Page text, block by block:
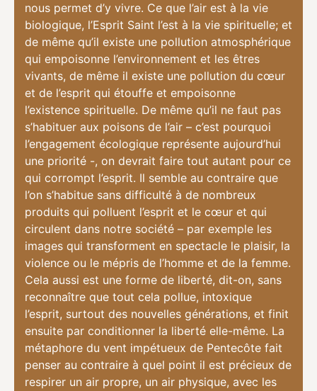
nous permet d’y vivre. Ce que l’air est à la vie
biologique, l’Esprit Saint l’est à la vie spirituelle; et
de même qu’il existe une pollution atmosphérique
qui empoisonne l’environnement et les êtres
vivants, de même il existe une pollution du cœur
et de l’esprit qui étouffe et empoisonne
l’existence spirituelle. De même qu’il ne faut pas
s’habituer aux poisons de l’air – c’est pourquoi
l’engagement écologique représente aujourd’hui
une priorité -, on devrait faire tout autant pour ce
qui corrompt l’esprit. Il semble au contraire que
l’on s’habitue sans difficulté à de nombreux
produits qui polluent l’esprit et le cœur et qui
circulent dans notre société – par exemple les
images qui transforment en spectacle le plaisir, la
violence ou le mépris de l’homme et de la femme.
Cela aussi est une forme de liberté, dit-on, sans
reconnaître que tout cela pollue, intoxique
l’esprit, surtout des nouvelles générations, et finit
ensuite par conditionner la liberté elle-même. La
métaphore du vent impétueux de Pentecôte fait
penser au contraire à quel point il est précieux de
respirer un air propre, un air physique, avec les